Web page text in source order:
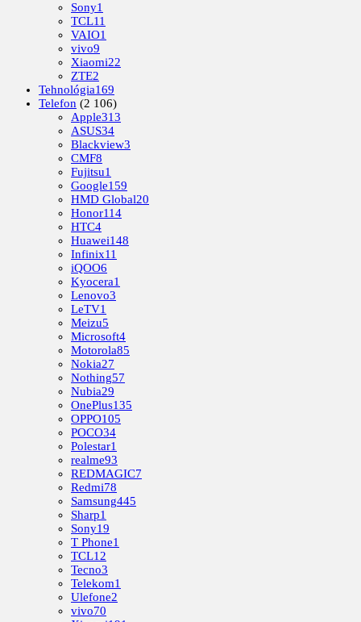
Sony1
TCL11
VAIO1
vivo9
Xiaomi22
ZTE2
Tehnológia169
Telefon (2 106)
Apple313
ASUS34
Blackview3
CMF8
Fujitsu1
Google159
HMD Global20
Honor114
HTC4
Huawei148
Infinix11
iQOO6
Kyocera1
Lenovo3
LeTV1
Meizu5
Microsoft4
Motorola85
Nokia27
Nothing57
Nubia29
OnePlus135
OPPO105
POCO34
Polestar1
realme93
REDMAGIC7
Redmi78
Samsung445
Sharp1
Sony19
T Phone1
TCL12
Tecno3
Telekom1
Ulefone2
vivo70